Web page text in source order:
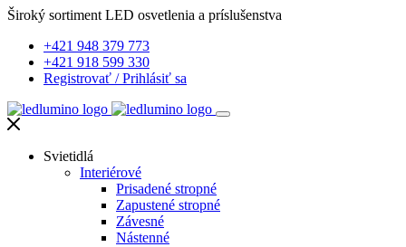
Široký sortiment LED osvetlenia a príslušenstva
+421 948 379 773
+421 918 599 330
Registrovať /Prihlásiť sa
Svietidlá
Interiérové
Prisadené stropné
Zapustené stropné
Závesné
Nástenné